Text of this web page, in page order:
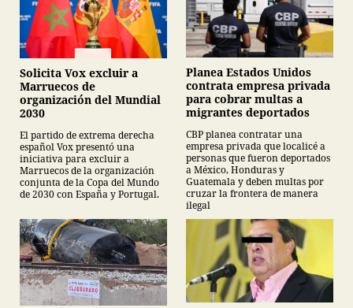
Solicita Vox excluir a
Marruecos de
organización del Mundial
2030
El partido de extrema derecha
español Vox presentó una
iniciativa para excluir a
Marruecos de la organización
conjunta de la Copa del Mundo
de 2030 con España y Portugal.
Planea Estados Unidos
contrata empresa privada
para cobrar multas a
migrantes deportados
CBP planea contratar una
empresa privada que localicé a
personas que fueron deportados
a México, Honduras y
Guatemala y deben multas por
cruzar la frontera de manera
ilegal